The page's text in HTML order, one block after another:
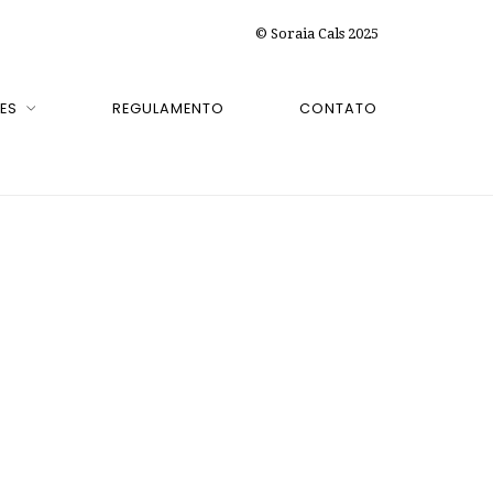
© Soraia Cals 2025
REGULAMENTO CONTATO